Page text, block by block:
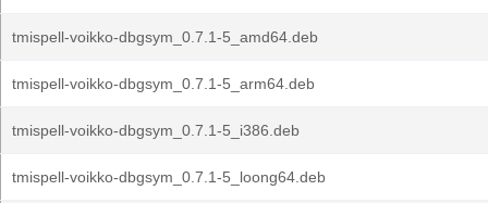
tmispell-voikko-dbgsym_0.7.1-5_amd64.deb
tmispell-voikko-dbgsym_0.7.1-5_arm64.deb
tmispell-voikko-dbgsym_0.7.1-5_i386.deb
tmispell-voikko-dbgsym_0.7.1-5_loong64.deb